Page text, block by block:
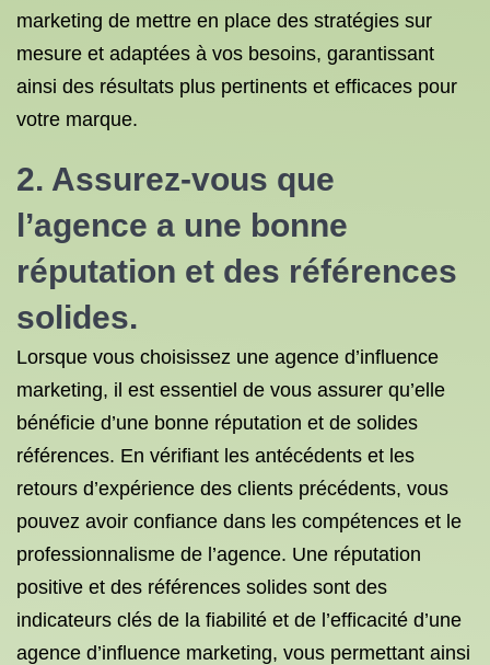
marketing de mettre en place des stratégies sur
mesure et adaptées à vos besoins, garantissant
ainsi des résultats plus pertinents et efficaces pour
votre marque.
2. Assurez-vous que
l’agence a une bonne
réputation et des références
solides.
Lorsque vous choisissez une agence d’influence
marketing, il est essentiel de vous assurer qu’elle
bénéficie d’une bonne réputation et de solides
références. En vérifiant les antécédents et les
retours d’expérience des clients précédents, vous
pouvez avoir confiance dans les compétences et le
professionnalisme de l’agence. Une réputation
positive et des références solides sont des
indicateurs clés de la fiabilité et de l’efficacité d’une
agence d’influence marketing, vous permettant ainsi